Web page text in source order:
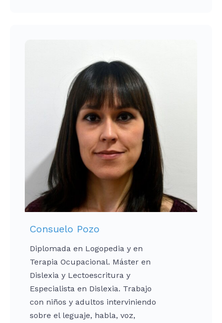
Consuelo Pozo
Diplomada en Logopedia y en
Terapia Ocupacional. Máster en
Dislexia y Lectoescritura y
Especialista en Dislexia. Trabajo
con niños y adultos interviniendo
sobre el leguaje, habla, voz,